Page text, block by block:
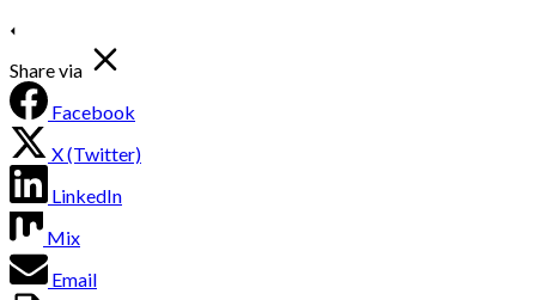
Share via
Facebook
X (Twitter)
LinkedIn
Mix
Email